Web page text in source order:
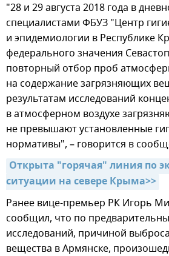
"28 и 29 августа 2018 года в
специалистами ФБУЗ "Центр
и эпидемиологии в Республике
федерального значения
повторный отбор проб
на содержание загрязняющих
результатам исследований
в атмосферном воздухе
не превышают установленные
нормативы", – говорится в
Открыта "горячая" линия по
ситуации на севере Крыма>>
Ранее вице-премьер РК Игорь
сообщил, что по
исследований, причиной
вещества в Армянске,